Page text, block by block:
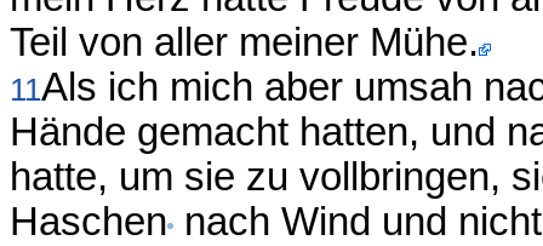
Teil von aller meiner Mühe.
11Als ich mich aber umsah
Hände gemacht hatten, und
hatte, um sie zu vollbringen,
Haschen nach Wind und